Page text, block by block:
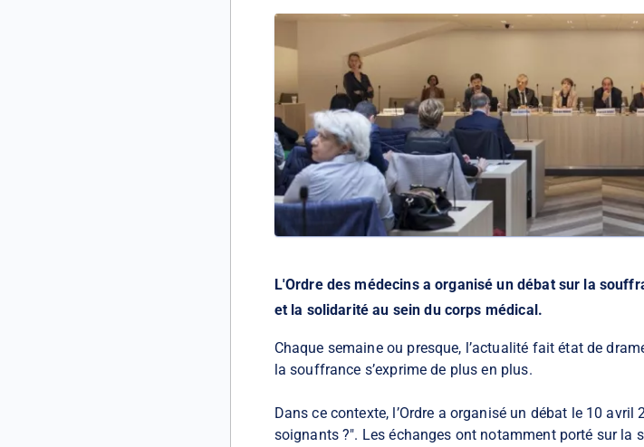
L'Ordre des médecins a organisé un débat sur la
et la solidarité au sein du corps médical.
Chaque semaine ou presque, l’actualité fait état de
la souffrance s’exprime de plus en plus.
Dans ce contexte, l’Ordre a organisé un débat le 10
soignants ?". Les échanges ont notamment porté sur